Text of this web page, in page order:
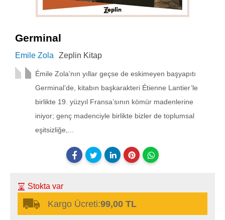
Germinal
Emile Zola Zeplin Kitap
Émile Zola’nın yıllar geçse de eskimeyen başyapıtı
Germinal’de, kitabın başkarakteri Étienne Lantier’le
birlikte 19. yüzyıl Fransa’sının kömür madenlerine
iniyor; genç madenciyle birlikte bizler de toplumsal
eşitsizliğe,...
Stokta var
Kargo Ücreti:99,00 TL